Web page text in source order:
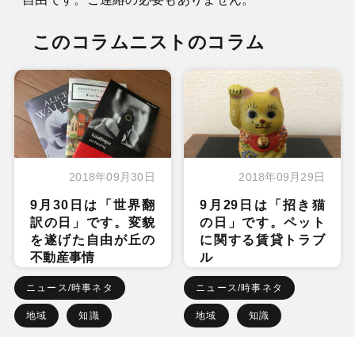
このコラムニストのコラム
2018年09月30日
9月30日は「世界翻
訳の日」です。変貌
を遂げた自由が丘の
不動産事情
ニュース/時事ネタ
地域 知識
2018年09月29日
9月29日は「招き猫
の日」です。ペット
に関する賃貸トラブ
ル
ニュース/時事ネタ
地域 知識